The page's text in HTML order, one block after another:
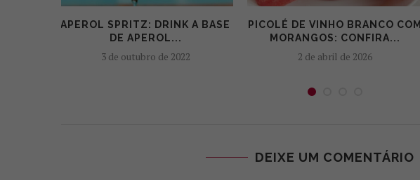
APEROL SPRITZ: DRINK A BASE
DE APEROL...
3 de outubro de 2022
PICOLÉ DE VINHO BRANCO COM
MORANGOS: CONFIRA...
2 de abril de 2026
DEIXE UM COMENTÁRIO